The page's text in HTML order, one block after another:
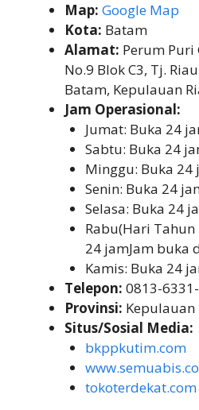
Map: Google Map
Kota: Batam
Alamat: Perum Puri
No.9 Blok C3, Tj.
Batam, Kepulauan
Jam Operasional:
Jumat: Buka 24
Sabtu: Buka 24
Minggu: Buka 24
Senin: Buka 24
Selasa: Buka 24
Rabu(Hari
24 jamJam buka
Kamis: Buka 24
Telepon: 0813-
Provinsi: Kepulauan
Situs/Sosial Media:
bkppkutim.com
tokoterdekat.com